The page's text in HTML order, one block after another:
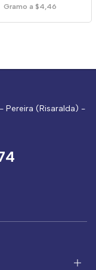
Gramo a $4,46
Pereira (Risaralda) -